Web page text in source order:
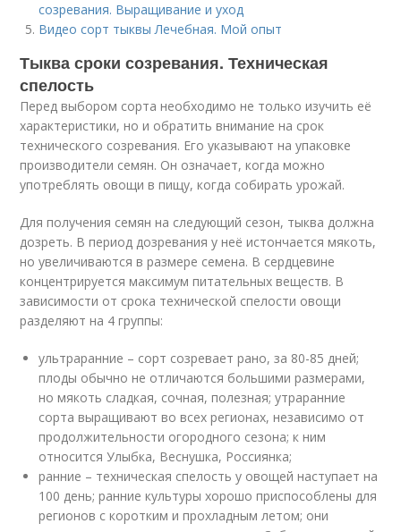
созревания. Выращивание и уход
Видео сорт тыквы Лечебная. Мой опыт
Тыква сроки созревания. Техническая
спелость
Перед выбором сорта необходимо не только изучить её
характеристики, но и обратить внимание на срок
технического созревания. Его указывают на упаковке
производители семян. Он означает, когда можно
употреблять овощи в пищу, когда собирать урожай.
Для получения семян на следующий сезон, тыква должна
дозреть. В период дозревания у неё истончается мякоть,
но увеличиваются в размере семена. В сердцевине
концентрируется максимум питательных веществ. В
зависимости от срока технической спелости овощи
разделяют на 4 группы:
ультраранние – сорт созревает рано, за 80-85 дней;
плоды обычно не отличаются большими размерами,
но мякоть сладкая, сочная, полезная; утраранние
сорта выращивают во всех регионах, независимо от
продолжительности огородного сезона; к ним
относится Улыбка, Веснушка, Россиянка;
ранние – техническая спелость у овощей наступает на
100 день; ранние культуры хорошо приспособлены для
регионов с коротким и прохладным летом; они